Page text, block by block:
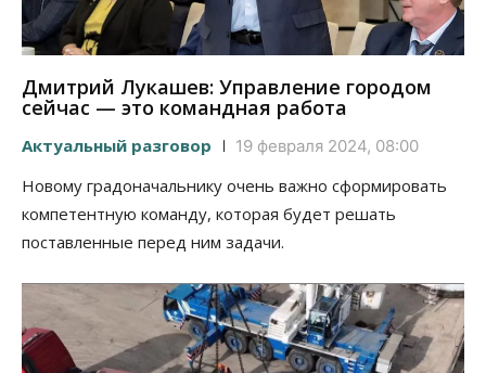
Дмитрий Лукашев: Управление городом
сейчас — это командная работа
Актуальный разговор 19 февраля 2024, 08:00
Новому градоначальнику очень важно сформировать
компетентную команду, которая будет решать
поставленные перед ним задачи.